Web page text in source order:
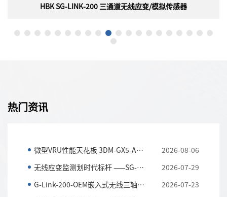
HBK SG-LINK-200 三通道无线应变/模拟传感器
HBK SG-LINK-200 三通道无线应变/模拟传感器
量。
热门资讯
微型VRU性能天花板 3DM-GX5-AR全解析
2026-08-06
无线应变监测划时代标杆 ——SG-LINK-200三通道无线应...
2026-07-29
G-Link-200-OEM嵌入式无线三轴加速度传感器 全工况振...
2026-07-23